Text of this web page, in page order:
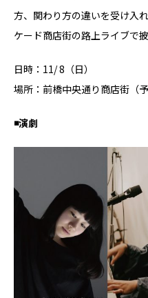
⽅、関わり⽅の違いを受け入
ケード商店街の路上ライブで披
日時：11/ 8（日）
場所：前橋中央通り商店街（予
◾️演劇